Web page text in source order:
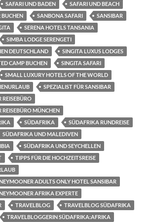
SAFARI UND BADEN
SAFARI UND BEACH
BUCHEN
SANBONA SAFARI
SANSIBAR
SERENA HOTELS TANSANIA
SIMBA LODGE SERENGETI
DEUTSCHLAND
SINGITA LUXUS LODGES
CAMP BUCHEN
SINGITA SAFARI
SMALL LUXURY HOTELS OF THE WORLD
SPEZIALIST FÜR SANSIBAR
REISEBÜRO
REISEBÜRO MÜNCHEN
SÜDAFRIKA
SÜDAFRIKA RUNDREISE
SÜDAFRIKA UND MALEDIVEN
SÜDAFRIKA UND SEYCHELLEN
TIPPS FÜR DIE HOCHZEITSREISE
ADULTS ONLY HOTEL SANSIBAR
AFRIKA EXPERTE
TRAVELBLOG
TRAVELBLOG SÜDAFRIKA
TRAVELBLOGGERIN SÜDAFRIKA:AFRIKA